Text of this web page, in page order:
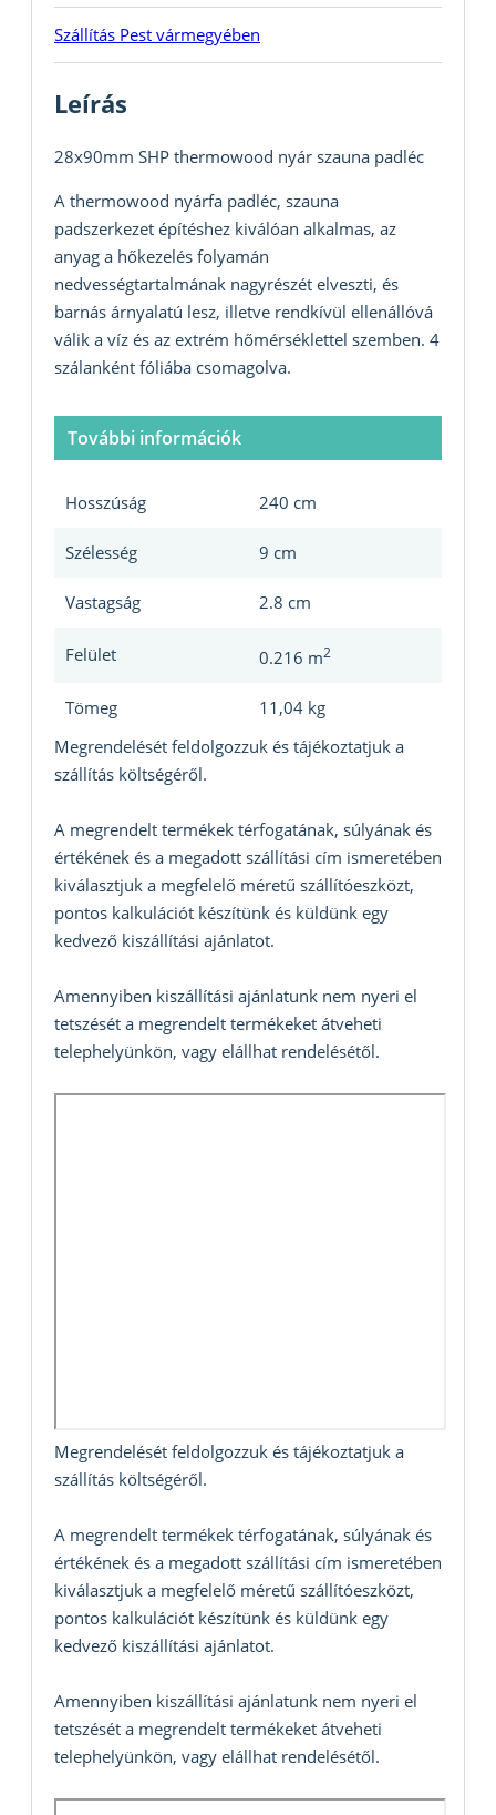
Szállítás Pest vármegyében
Leírás
28x90mm SHP thermowood nyár szauna padléc
A thermowood nyárfa padléc, szauna
padszerkezet építéshez kiválóan alkalmas, az
anyag a hőkezelés folyamán
nedvességtartalmának nagyrészét elveszti, és
barnás árnyalatú lesz, illetve rendkívül ellenállóvá
válik a víz és az extrém hőmérséklettel szemben. 4
szálanként fóliába csomagolva.
További információk
Hosszúság 240 cm
Szélesség 9 cm
Vastagság 2.8 cm
Felület 0.216 m2
Tömeg
11,04 kg
Megrendelését feldolgozzuk és tájékoztatjuk a
szállítás költségéről.
A megrendelt termékek térfogatának, súlyának és
értékének és a megadott szállítási cím ismeretében
kiválasztjuk a megfelelő méretű szállítóeszközt,
pontos kalkulációt készítünk és küldünk egy
kedvező kiszállítási ajánlatot.
Amennyiben kiszállítási ajánlatunk nem nyeri el
tetszését a megrendelt termékeket átveheti
telephelyünkön, vagy elállhat rendelésétől.
Megrendelését feldolgozzuk és tájékoztatjuk a
szállítás költségéről.
A megrendelt termékek térfogatának, súlyának és
értékének és a megadott szállítási cím ismeretében
kiválasztjuk a megfelelő méretű szállítóeszközt,
pontos kalkulációt készítünk és küldünk egy
kedvező kiszállítási ajánlatot.
Amennyiben kiszállítási ajánlatunk nem nyeri el
tetszését a megrendelt termékeket átveheti
telephelyünkön, vagy elállhat rendelésétől.